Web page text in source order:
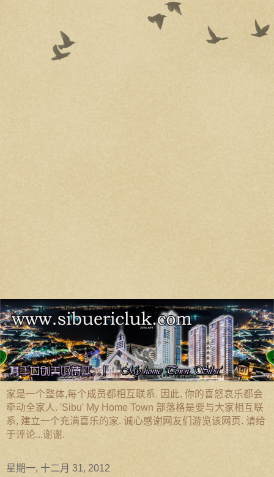
家是一个整体,每个成员都相互联系. 因此, 你的喜怒哀乐都会
牵动全家人. 'Sibu' My Home Town 部落格是要与大家相互联
系, 建立一个充满喜乐的家. 诚心感谢网友们游览该网页. 请给
于评论...谢谢.
星期一, 十二月 31, 2012